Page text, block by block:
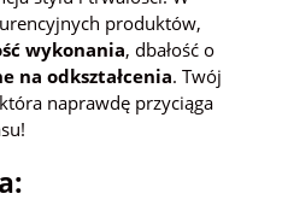
produktów,
wykonania, dbałość o
na odkształcenia. Twój
naprawdę przyciąga